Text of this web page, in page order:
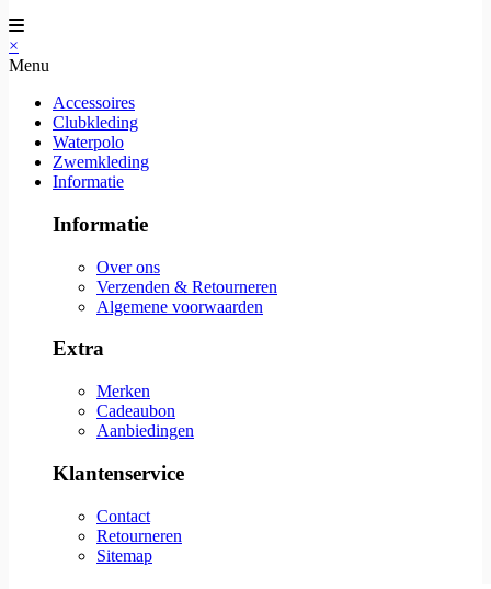
×
Menu
Accessoires
Clubkleding
Waterpolo
Zwemkleding
Informatie
Informatie
Over ons
Verzenden & Retourneren
Algemene voorwaarden
Extra
Merken
Cadeaubon
Aanbiedingen
Klantenservice
Contact
Retourneren
Sitemap